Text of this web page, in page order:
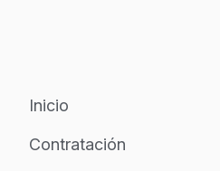
Inicio
Contratación